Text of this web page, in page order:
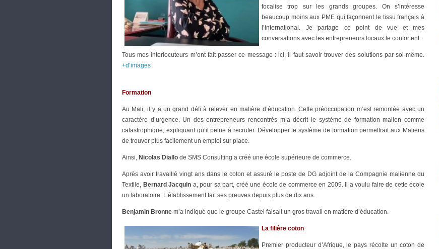
focalise trop sur les grands groupes. On s’intéresse
beaucoup moins aux PME qui façonnent le tissu français à
l’international. Je partage ce point de vue et mes
conversations avec les entrepreneurs locaux le confortent.
Tous mes interlocuteurs m’ont fait passer ce message : ici, il faut savoir trouver des solutions par soi-même.
+d’images
Formation
Au Mali, il y a un grand défi à relever en matière d’éducation. Cette préoccupation m’est remontée avec un
caractère d’urgence. Un des entrepreneurs rencontrés m’a décrit le système de formation malien comme
catastrophique, expliquant qu’il peine à recruter. Développer le système de formation permettrait aux Maliens
de trouver plus facilement un emploi sur place.
Ainsi, Nicolas Diallo de SMS Consulting a créé une école supérieure de commerce.
Après avoir travaillé vingt ans dans le coton et assuré le poste de DG adjoint de la Compagnie malienne du
Textile, Bernard Jacquin a, pour sa part, créé une école de commerce en 2009. Il a voulu faire de cette école
un laboratoire. L’établissement fait ses preuves depuis plus de dix ans.
Benjamin Bronne m’a indiqué que le groupe Castel faisait un gros travail en matière d’éducation.
La filière coton
Premier producteur d’Afrique, le pays récolte un coton de